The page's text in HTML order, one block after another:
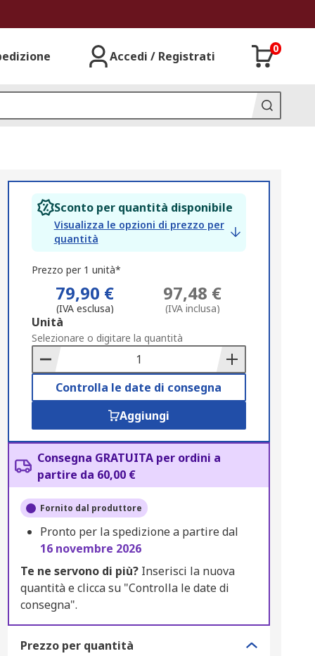
Accedi / Registrati
0
Sconto per quantità disponibile
Visualizza le opzioni di prezzo per
quantità
Prezzo per 1 unità*
79,90 €
(IVA esclusa)
97,48 €
(IVA inclusa)
Add
to
Basket
Unità
Selezionare o digitare la quantità
Controlla le date di consegna
Aggiungi
Consegna GRATUITA per ordini a
partire da 60,00 €
Fornito dal produttore
Pronto per la spedizione a partire dal
16 novembre 2026
Te ne servono di più?Inserisci la nuova
quantità e clicca su "Controlla le date di
consegna".
Prezzo per quantità